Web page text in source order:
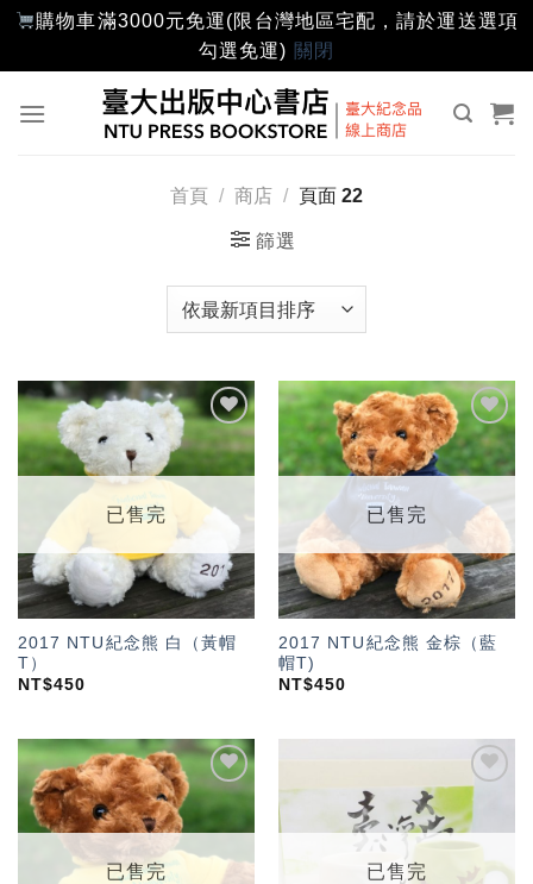
購物車滿3000元免運(限台灣地區宅配，請於運送選項
勾選免運) 關閉
首頁 / 商店 / 頁面 22
篩選
加入
「願
望輕
已售完
2017 NTU紀念熊 白（黃帽
T）
NT$450
加入
「願
望輕
已售完
2017 NTU紀念熊 金棕（藍
帽T)
NT$450
望輕
已售完
加入
望輕
已售完